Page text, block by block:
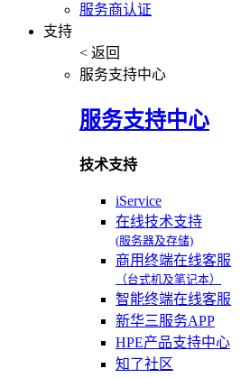
服务商认证
支持
< 返回
服务支持中心
服务支持中心
技术支持
iService
在线技术支持
(服务器及存储)
商用终端在线客服
（台式机及笔记本）
智能终端在线客服
新华三服务APP
HPE产品支持中心
知了社区